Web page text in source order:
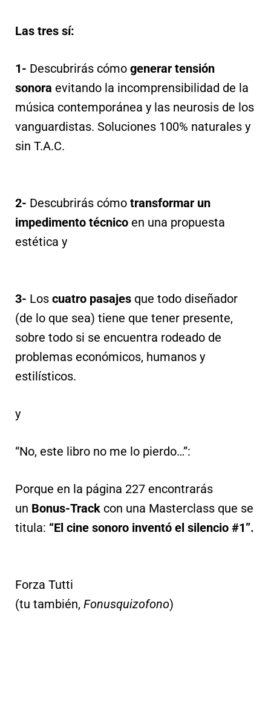
Las tres sí:
1- Descubrirás cómo generar tensión
sonora evitando la incomprensibilidad de la
música contemporánea y las neurosis de los
vanguardistas. Soluciones 100% naturales y
sin T.A.C.
2- Descubrirás cómo transformar un
impedimento técnico en una propuesta
estética y
3- Los cuatro pasajes que todo diseñador
(de lo que sea) tiene que tener presente,
sobre todo si se encuentra rodeado de
problemas económicos, humanos y
estilísticos.
y
“No, este libro no me lo pierdo…”:
Porque en la página 227 encontrarás
un Bonus-Track con una Masterclass que se
titula: “El cine sonoro inventó el silencio #1”.
Forza Tutti
(tu también, Fonusquizofono)